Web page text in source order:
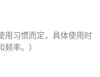
用习惯而定，具体使用时
率。）